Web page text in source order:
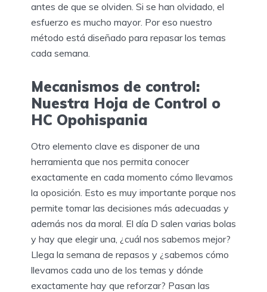
antes de que se olviden. Si se han olvidado, el
esfuerzo es mucho mayor. Por eso nuestro
método está diseñado para repasar los temas
cada semana.
Mecanismos de control:
Nuestra Hoja de Control o
HC Opohispania
Otro elemento clave es disponer de una
herramienta que nos permita conocer
exactamente en cada momento cómo llevamos
la oposición. Esto es muy importante porque nos
permite tomar las decisiones más adecuadas y
además nos da moral. El día D salen varias bolas
y hay que elegir una, ¿cuál nos sabemos mejor?
Llega la semana de repasos y ¿sabemos cómo
llevamos cada uno de los temas y dónde
exactamente hay que reforzar? Pasan las